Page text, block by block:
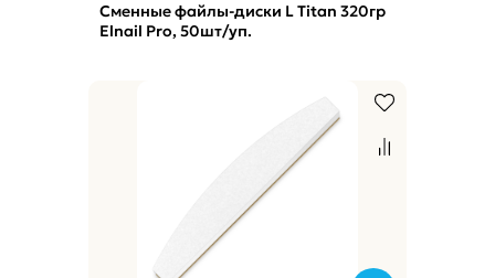
Сменные файлы-диски L Titan 320гр
Elnail Pro, 50шт/уп.